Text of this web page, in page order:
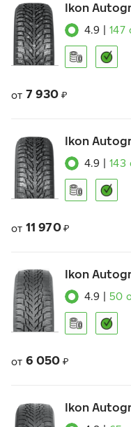
Ikon
4.9 147
от 7 930 ₽
Ikon
4.9 143
от 11 970 ₽
Ikon
4.9 50
от 6 050 ₽
Ikon